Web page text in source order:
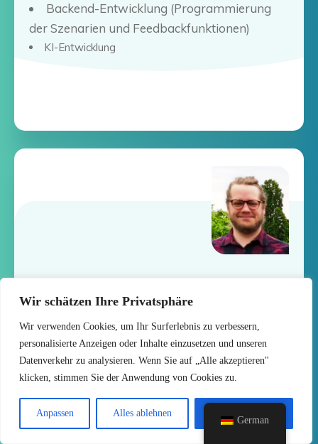
Wir schätzen Ihre Privatsphäre
Wir verwenden Cookies, um Ihr Surferlebnis zu verbessern,
personalisierte Anzeigen oder Inhalte einzusetzen und unseren
Datenverkehr zu analysieren. Wenn Sie auf „Alle akzeptieren"
klicken, stimmen Sie der Anwendung von Cookies zu.
Anpassen Alles ablehnen
Backend-Entwicklung (Programmierung
der Szenarien und Feedbackfunktionen)
KI-Entwicklung
Melvin Stubbe
Koordination des Forschungsvorhabens
Schulung der Proband*innen
Animationen, Personenmodelle)
KI-Entwicklung
German